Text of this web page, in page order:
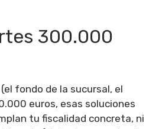
300.000
fondo de la sucursal, el
euros, esas soluciones
tu fiscalidad concreta, ni